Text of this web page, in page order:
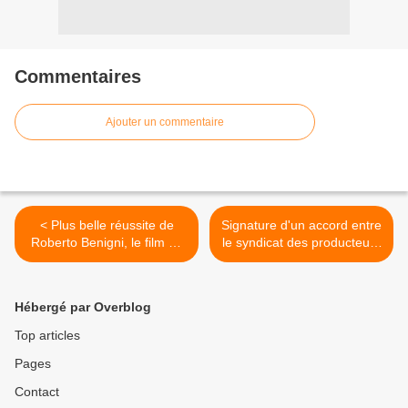
Commentaires
Ajouter un commentaire
< Plus belle réussite de
Roberto Benigni, le film La
vie est belle est proposé ce
Signature d'un accord entre
le syndicat des producteurs
indépendants et l’offre
Hébergé par Overblog
Top articles
Pages
Contact